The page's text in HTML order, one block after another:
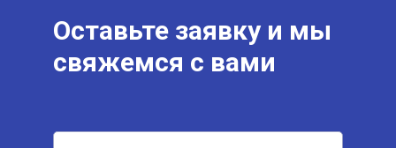
Оставьте заявку и мы
свяжемся с вами